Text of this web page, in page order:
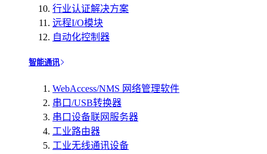
行业认证解决方案
远程I/O模块
自动化控制器
智能通讯
WebAccess/NMS 网络管理软件
串口/USB转换器
串口设备联网服务器
工业路由器
工业无线通讯设备